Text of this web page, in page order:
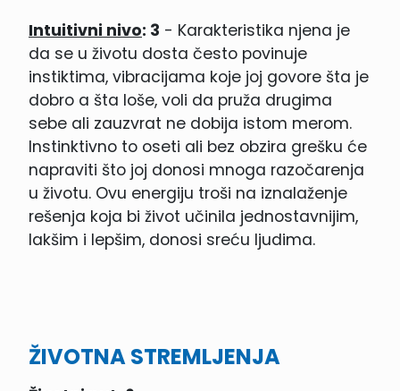
Intuitivni nivo: 3 - Karakteristika njena je
da se u životu dosta često povinuje
instiktima, vibracijama koje joj govore šta je
dobro a šta loše, voli da pruža drugima
sebe ali zauzvrat ne dobija istom merom.
Instinktivno to oseti ali bez obzira grešku će
napraviti što joj donosi mnoga razočarenja
u životu. Ovu energiju troši na iznalaženje
rešenja koja bi život učinila jednostavnijim,
lakšim i lepšim, donosi sreću ljudima.
ŽIVOTNA STREMLJENJA